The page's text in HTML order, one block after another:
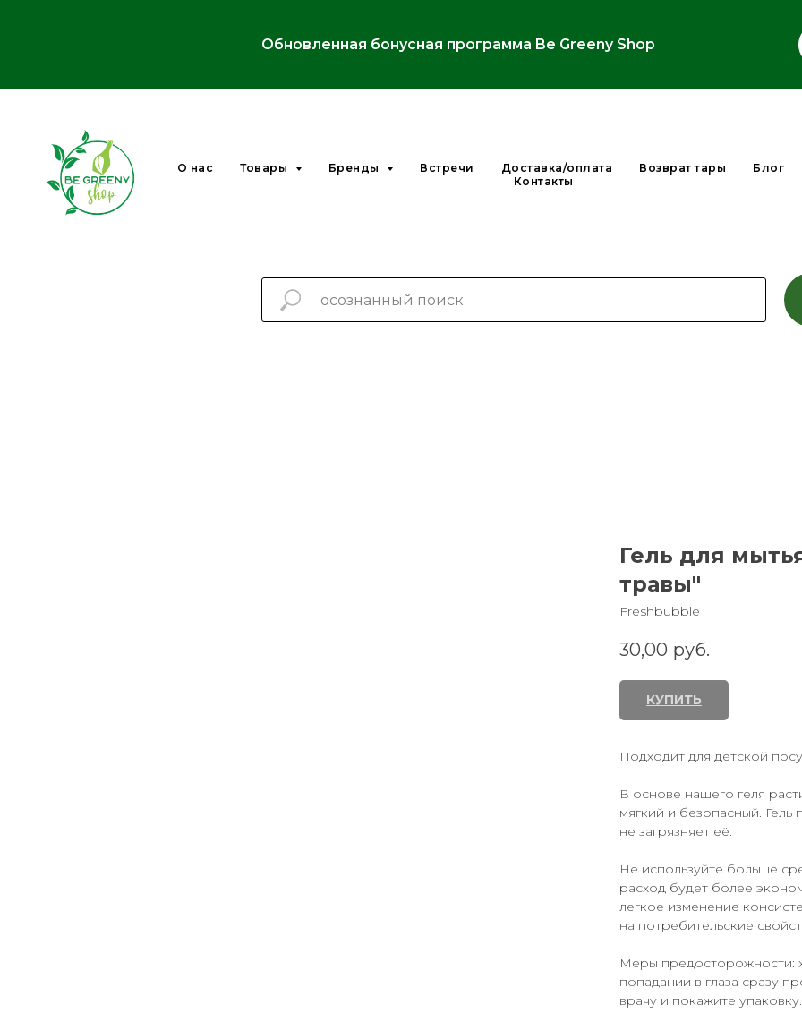
Обновленная бонусная программа Be Greeny Shop
О нас Товары Бренды Встречи Доставка/оплата Возврат тары
Блог
Контакты
Гель для
травы"
Freshbubble
30,00 руб.
КУПИТЬ
Подходит для детской
В основе нашего геля
мягкий и безопасный.
не загрязняет её.
Не используйте больше
расход будет более
легкое изменение
на потребительские
Меры предосторожности:
попадании в глаза сразу
врачу и покажите упаковку.